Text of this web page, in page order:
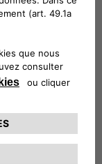
peuvent réaliser
sont conçues
tous les composants
s'adapter aux
adhère à des
de haute